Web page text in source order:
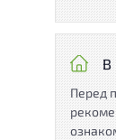
В
Перед